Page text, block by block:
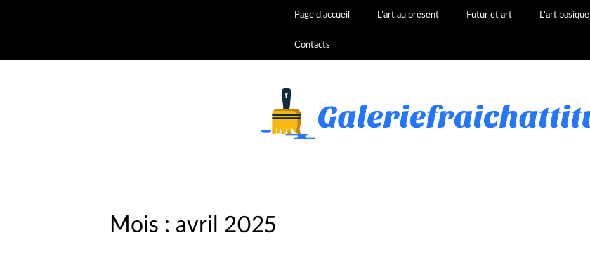
Page d’accueil L’art au présent Futur et art L’art basique
Contacts
Mois : avril 2025